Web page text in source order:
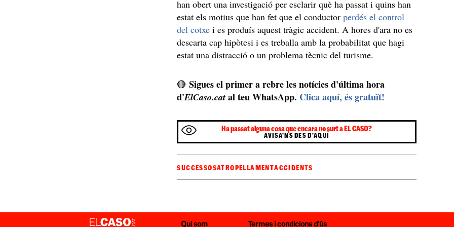
han obert una investigació per esclarir què ha passat i quins han
estat els motius que han fet que el conductor perdés el control
del cotxe i es produís aquest tràgic accident. A hores d'ara no es
descarta cap hipòtesi i es treballa amb la probabilitat que hagi
estat una distracció o un problema tècnic del turisme.
🔴Sigues el primer a rebre les notícies d'última hora
d'ElCaso.cat al teu WhatsApp. Clica aquí, és gratuït!
Ha passat alguna cosa que encara no surt a EL CASO?
AVISA'NS DES D'AQUÍ
SUCCESSOSATROPELLAMENTACCIDENTS
Qui som Termes i condicions d’ús